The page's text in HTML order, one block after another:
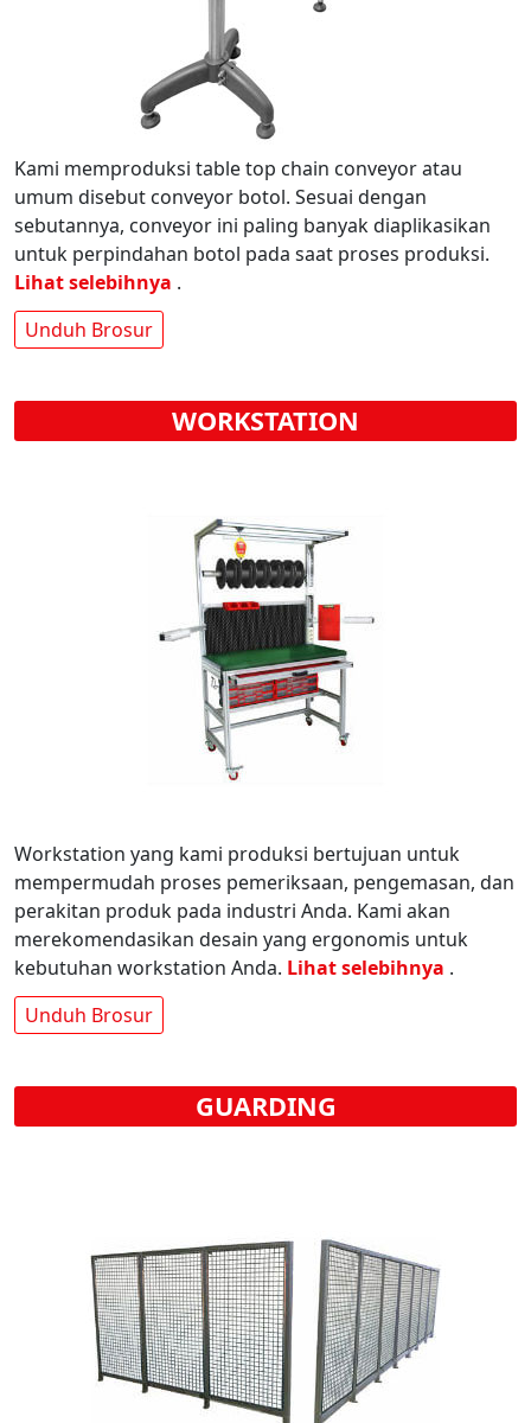
Kami memproduksi table top chain conveyor atau
umum disebut conveyor botol. Sesuai dengan
sebutannya, conveyor ini paling banyak diaplikasikan
untuk perpindahan botol pada saat proses produksi.
Lihat selebihnya .
Unduh Brosur
WORKSTATION
Workstation yang kami produksi bertujuan untuk
mempermudah proses pemeriksaan, pengemasan, dan
perakitan produk pada industri Anda. Kami akan
merekomendasikan desain yang ergonomis untuk
kebutuhan workstation Anda. Lihat selebihnya .
Unduh Brosur
GUARDING